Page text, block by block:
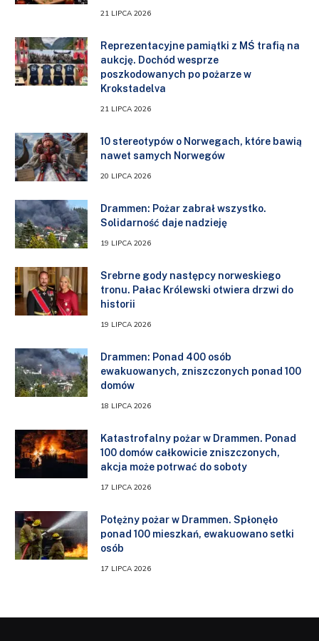
21 LIPCA 2026
Reprezentacyjne pamiątki z MŚ trafią na
aukcję. Dochód wesprze
poszkodowanych po pożarze w
Krokstadelva
21 LIPCA 2026
10 stereotypów o Norwegach, które bawią
nawet samych Norwegów
20 LIPCA 2026
Drammen: Pożar zabrał wszystko.
Solidarność daje nadzieję
19 LIPCA 2026
Srebrne gody następcy norweskiego
tronu. Pałac Królewski otwiera drzwi do
historii
19 LIPCA 2026
Drammen: Ponad 400 osób
ewakuowanych, zniszczonych ponad 100
domów
18 LIPCA 2026
Katastrofalny pożar w Drammen. Ponad
100 domów całkowicie zniszczonych,
akcja może potrwać do soboty
17 LIPCA 2026
Potężny pożar w Drammen. Spłonęło
ponad 100 mieszkań, ewakuowano setki
osób
17 LIPCA 2026